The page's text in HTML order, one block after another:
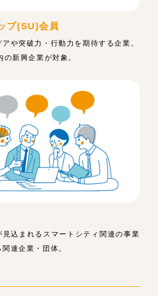
プ(SU)会員
や突破力・行動力を期待する企業。
新興企業が対象。
見込まれるスマートシティ関連の事業
連企業・団体。